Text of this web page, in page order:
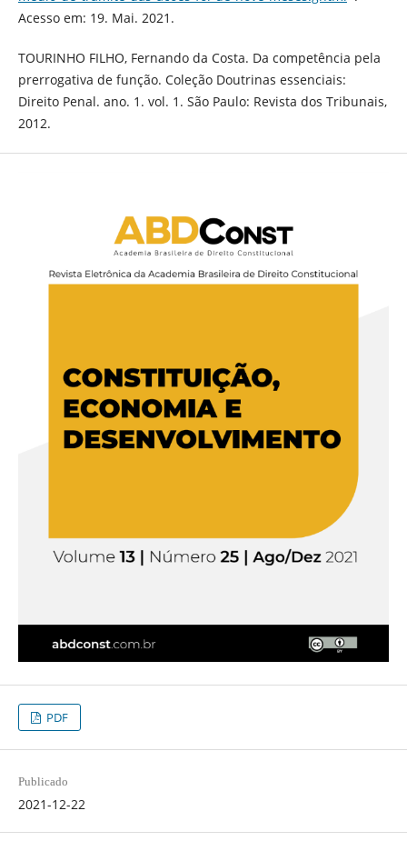
Acesso em: 19. Mai. 2021.
TOURINHO FILHO, Fernando da Costa. Da competência pela
prerrogativa de função. Coleção Doutrinas essenciais:
Direito Penal. ano. 1. vol. 1. São Paulo: Revista dos Tribunais,
2012.
PDF
Publicado
2021-12-22